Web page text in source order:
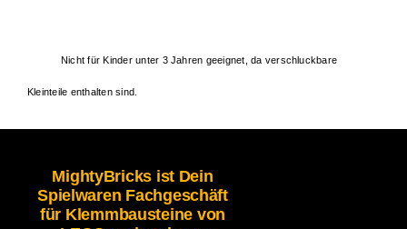
Nicht für Kinder unter 3 Jahren geeignet, da verschluckbare
Kleinteile enthalten sind.
MightyBricks ist Dein
Spielwaren Fachgeschäft
für Klemmbausteine von